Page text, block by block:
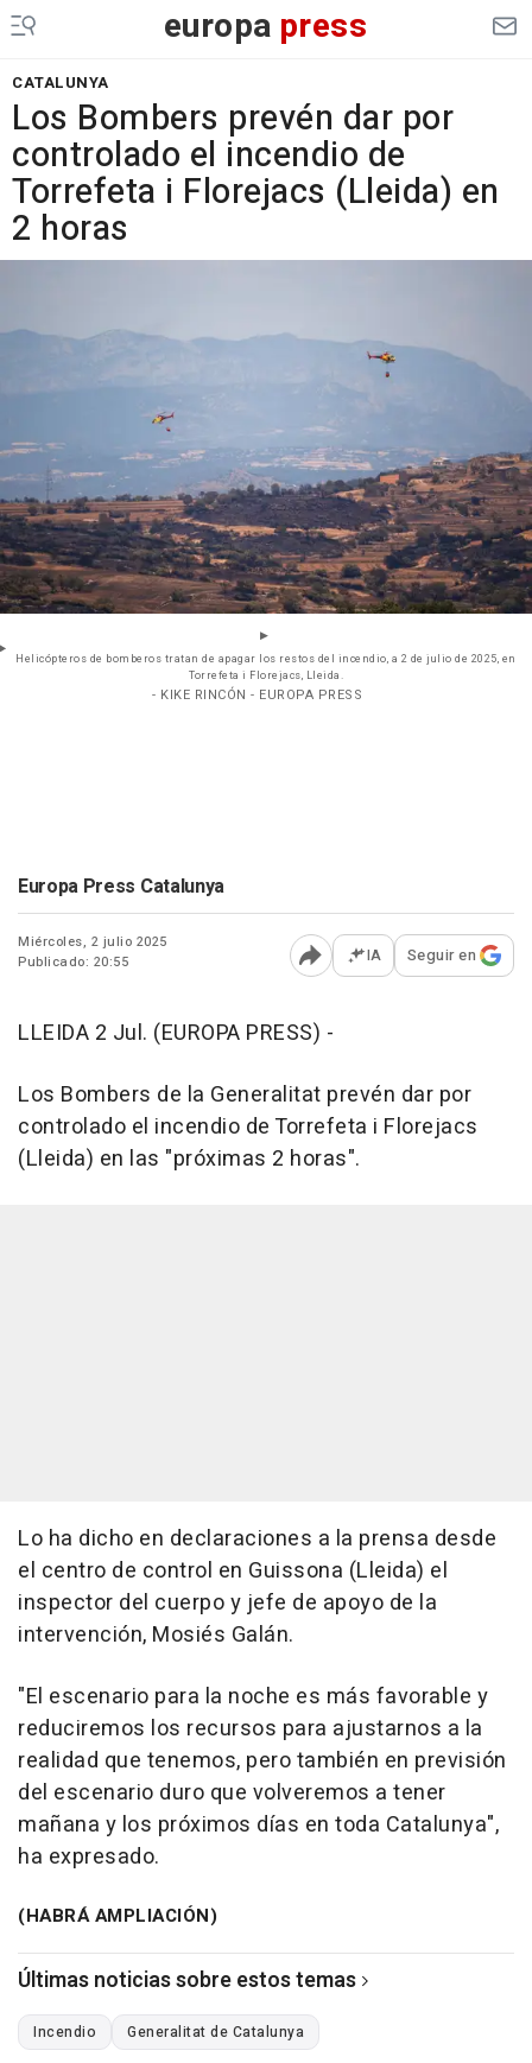
europa press
CATALUNYA
Los Bombers prevén dar por
controlado el incendio de
Torrefeta i Florejacs (Lleida) en
2 horas
Helicópteros de bomberos tratan de apagar los restos del incendio, a 2 de julio de 2025, en
Torrefeta i Florejacs, Lleida.
- KIKE RINCÓN - EUROPA PRESS
Europa Press Catalunya
Miércoles, 2 julio 2025
Publicado: 20:55
Abrir opciones para
IA Seguir en
LLEIDA 2 Jul. (EUROPA PRESS) -
Los Bombers de la Generalitat prevén dar por
controlado el incendio de Torrefeta i Florejacs
(Lleida) en las "próximas 2 horas".
Lo ha dicho en declaraciones a la prensa desde
el centro de control en Guissona (Lleida) el
inspector del cuerpo y jefe de apoyo de la
intervención, Mosiés Galán.
"El escenario para la noche es más favorable y
reduciremos los recursos para ajustarnos a la
realidad que tenemos, pero también en previsión
del escenario duro que volveremos a tener
mañana y los próximos días en toda Catalunya",
ha expresado.
(HABRÁ AMPLIACIÓN)
Últimas noticias sobre estos temas
Incendio Generalitat de Catalunya